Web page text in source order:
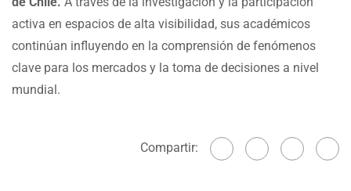
activa en espacios de alta visibilidad, sus académicos
continúan influyendo en la comprensión de fenómenos
clave para los mercados y la toma de decisiones a nivel
mundial.
Compartir: